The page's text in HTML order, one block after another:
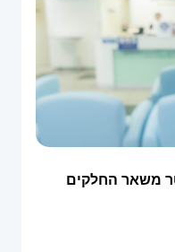
משאר החלקים